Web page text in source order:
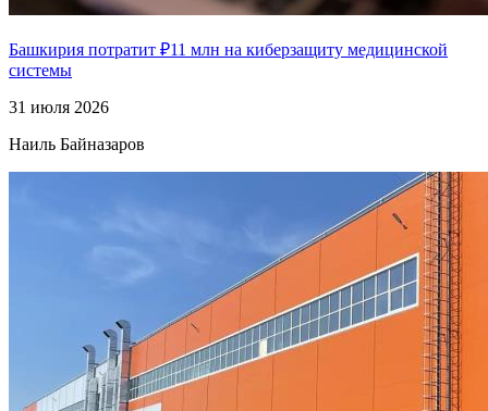
Башкирия потратит ₽11 млн на киберзащиту медицинской
системы
31 июля 2026
Наиль Байназаров